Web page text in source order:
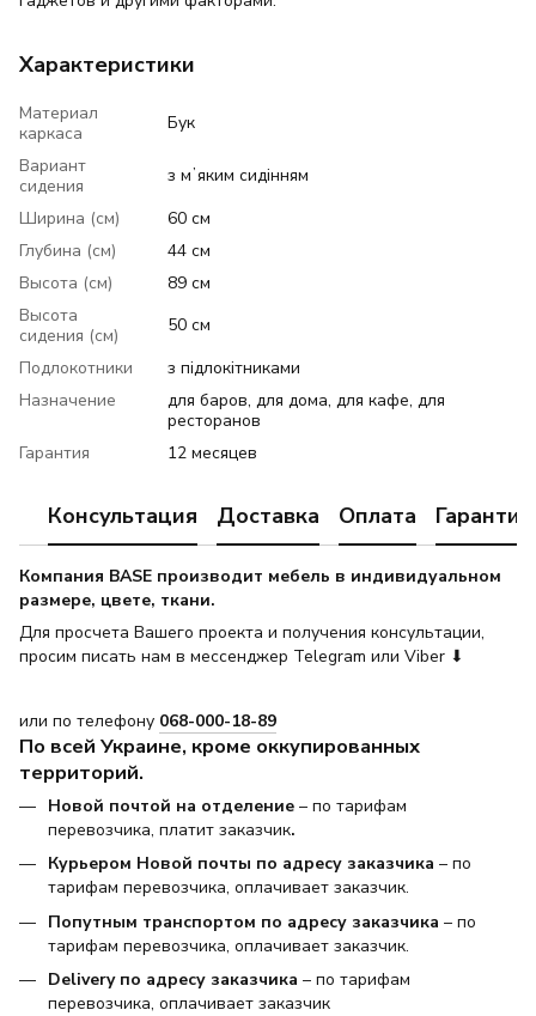
Характеристики
Материал
каркаса
Бук
Вариант
сидения
з мʼяким сидінням
Ширина (см)
60 см
Глубина (см)
44 см
Высота (см)
89 см
Высота
сидения (см)
50 см
Подлокотники
з підлокітниками
Назначение
для баров, для дома, для кафе, для
ресторанов
Гарантия
12 месяцев
Консультация Доставка Оплата Гарантия
Компания BASE производит мебель в индивидуальном
размере, цвете, ткани.
Для просчета Вашего проекта и получения консультации,
просим писать нам в мессенджер Telegram или Viber ⬇
или по телефону 068-000-18-89
По всей Украине, кроме оккупированных
территорий.
Новой почтой на отделение – по тарифам
перевозчика, платит заказчик.
Курьером Новой почты по адресу заказчика – по
тарифам перевозчика, оплачивает заказчик.
Попутным транспортом по адресу заказчика – по
тарифам перевозчика, оплачивает заказчик.
Delivery по адресу заказчика – по тарифам
перевозчика, оплачивает заказчик